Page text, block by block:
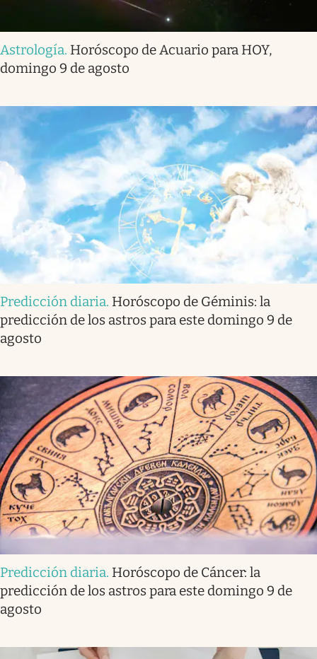
Astrología. Horóscopo de Acuario para HOY,
domingo 9 de agosto
Predicción diaria. Horóscopo de Géminis: la
predicción de los astros para este domingo 9 de
agosto
Predicción diaria. Horóscopo de Cáncer: la
predicción de los astros para este domingo 9 de
agosto